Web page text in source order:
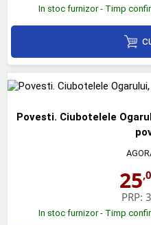
In stoc furnizor - Timp
Povesti. Ciubotelele
25
PRP:
In stoc furnizor - Timp